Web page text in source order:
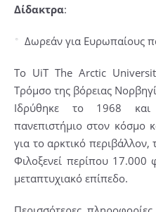
Δίδακτρα:
Δωρεάν για Ευρωπαίους
Το UiT The Arctic
Τρόμσο της βόρειας
Ιδρύθηκε το 1968 και
πανεπιστήμιο στον κόσμο
για το αρκτικό περιβάλλον,
Φιλοξενεί περίπου 17.000
μεταπτυχιακό επίπεδο.